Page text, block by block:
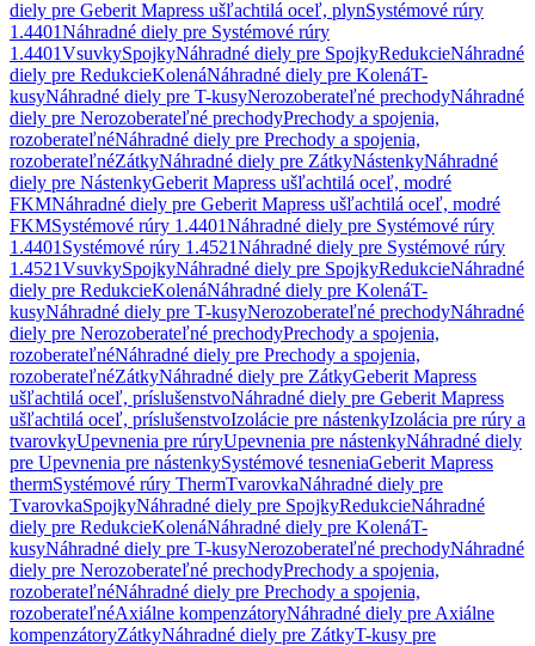
diely pre Geberit Mapress ušľachtilá oceľ, plynSystémové rúry
1.4401Náhradné diely pre Systémové rúry
1.4401VsuvkySpojkyNáhradné diely pre SpojkyRedukcieNáhradné
diely pre RedukcieKolenáNáhradné diely pre KolenáT-
kusyNáhradné diely pre T-kusyNerozoberateľné prechodyNáhradné
diely pre Nerozoberateľné prechodyPrechody a spojenia,
rozoberateľnéNáhradné diely pre Prechody a spojenia,
rozoberateľnéZátkyNáhradné diely pre ZátkyNástenkyNáhradné
diely pre NástenkyGeberit Mapress ušľachtilá oceľ, modré
FKMNáhradné diely pre Geberit Mapress ušľachtilá oceľ, modré
FKMSystémové rúry 1.4401Náhradné diely pre Systémové rúry
1.4401 Systémové rúry 1.4521Náhradné diely pre Systémové rúry
1.4521VsuvkySpojkyNáhradné diely pre SpojkyRedukcieNáhradné
diely pre RedukcieKolenáNáhradné diely pre KolenáT-
kusyNáhradné diely pre T-kusyNerozoberateľné prechodyNáhradné
diely pre Nerozoberateľné prechodyPrechody a spojenia,
rozoberateľnéNáhradné diely pre Prechody a spojenia,
rozoberateľnéZátkyNáhradné diely pre ZátkyGeberit Mapress
ušľachtilá oceľ, príslušenstvoNáhradné diely pre Geberit Mapress
ušľachtilá oceľ, príslušenstvoIzolácie pre nástenkyIzolácia pre rúry a
tvarovkyUpevnenia pre rúryUpevnenia pre nástenkyNáhradné diely
pre Upevnenia pre nástenkySystémové tesneniaGeberit Mapress
thermSystémové rúry ThermTvarovkaNáhradné diely pre
TvarovkaSpojkyNáhradné diely pre SpojkyRedukcieNáhradné
diely pre RedukcieKolenáNáhradné diely pre KolenáT-
kusyNáhradné diely pre T-kusyNerozoberateľné prechodyNáhradné
diely pre Nerozoberateľné prechodyPrechody a spojenia,
rozoberateľnéNáhradné diely pre Prechody a spojenia,
rozoberateľnéAxiálne kompenzátoryNáhradné diely pre Axiálne
kompenzátoryZátkyNáhradné diely pre ZátkyT-kusy pre